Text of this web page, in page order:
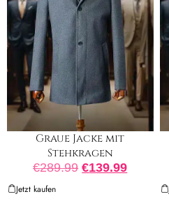
Graue Jacke mit
Stehkragen
€289.99 €139.99
Jetzt kaufen